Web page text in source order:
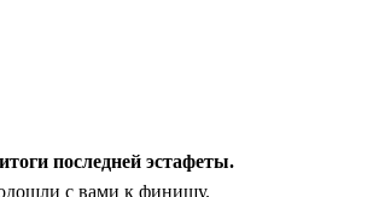
последней эстафеты.
с вами к финишу.